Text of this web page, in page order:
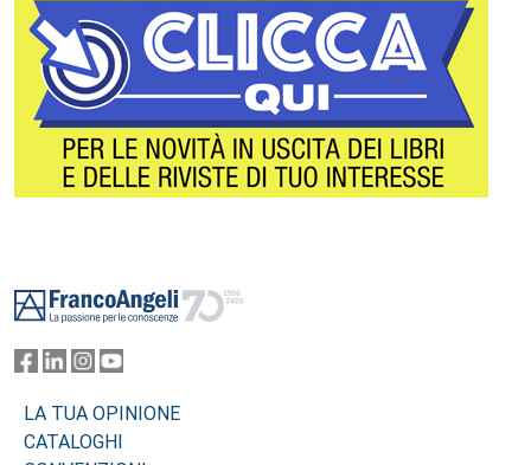
LA TUA OPINIONE
CATALOGHI